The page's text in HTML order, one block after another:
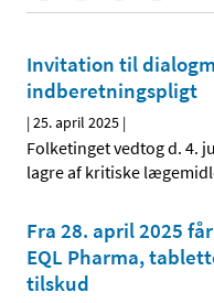
Invitation til
indberetningspligt
|25. april 2025 |
Folketinget vedtog d. 4.
lagre af kritiske
Fra 28. april 2025
EQL Pharma,
tilskud